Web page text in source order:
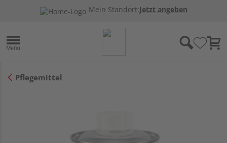
Mein Standort:Jetzt angeben
Pflegemittel